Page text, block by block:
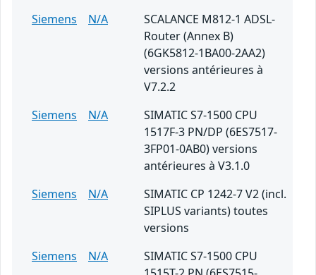
Siemens
N/A
SCALANCE M812-1 ADSL-
Router (Annex B)
(6GK5812-1BA00-2AA2)
versions antérieures à
V7.2.2
Siemens
N/A
SIMATIC S7-1500 CPU
1517F-3 PN/DP (6ES7517-
3FP01-0AB0) versions
antérieures à V3.1.0
Siemens
N/A
SIMATIC CP 1242-7 V2 (incl.
SIPLUS variants) toutes
versions
Siemens
N/A
SIMATIC S7-1500 CPU